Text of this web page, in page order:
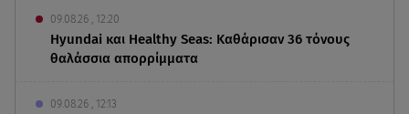
09.08.26 , 12:20
Hyundai και Healthy Seas: Καθάρισαν 36 τόνους
θαλάσσια απορρίμματα
09.08.26 , 12:13